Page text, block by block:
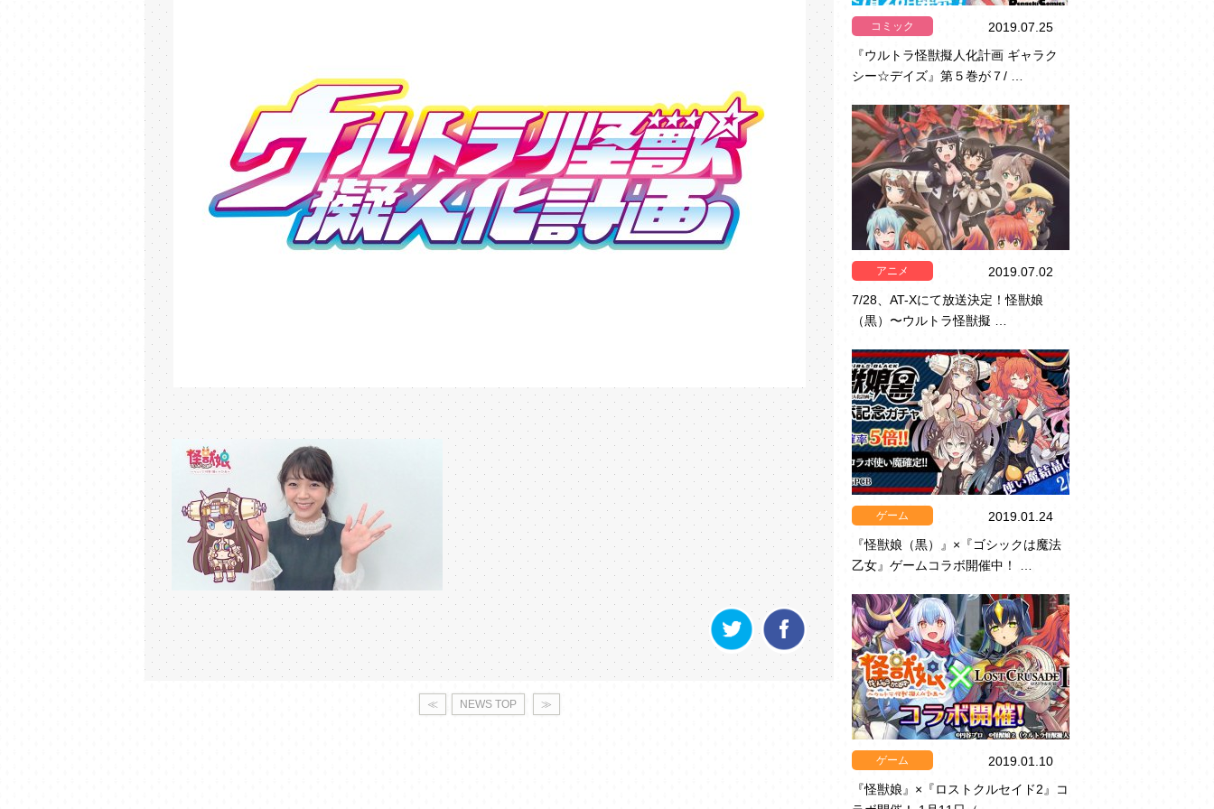
≪ NEWS TOP ≫
コミック
2019.07.25
『ウルトラ怪獣擬人化計画 ギャラク
シー☆デイズ』第５巻が７/ …
アニメ
2019.07.02
7/28、AT-Xにて放送決定！怪獣娘
（黒）〜ウルトラ怪獣擬 …
ゲーム
2019.01.24
『怪獣娘（黒）』×『ゴシックは魔法
乙女』ゲームコラボ開催中！ …
ゲーム
2019.01.10
『怪獣娘』×『ロストクルセイド2』コ